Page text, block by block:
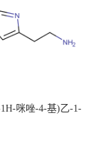
咪唑-4-基)乙-1-